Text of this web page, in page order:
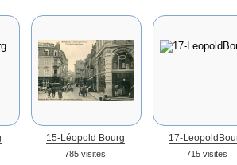
15-Léopold Bourg
785 visites
17-
715 visites